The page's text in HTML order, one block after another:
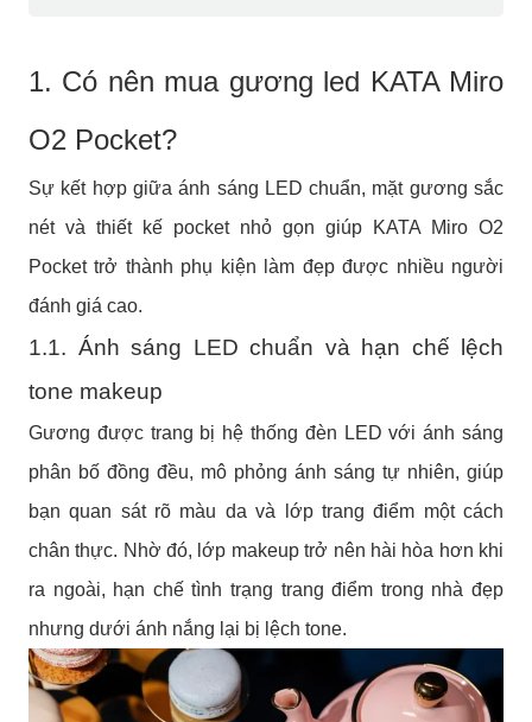
1. Có nên mua gương led KATA Miro
O2 Pocket?
Sự kết hợp giữa ánh sáng LED chuẩn, mặt gương sắc
nét và thiết kế pocket nhỏ gọn giúp KATA Miro O2
Pocket trở thành phụ kiện làm đẹp được nhiều người
đánh giá cao.
1.1. Ánh sáng LED chuẩn và hạn chế lệch
tone makeup
Gương được trang bị hệ thống đèn LED với ánh sáng
phân bố đồng đều, mô phỏng ánh sáng tự nhiên, giúp
bạn quan sát rõ màu da và lớp trang điểm một cách
chân thực. Nhờ đó, lớp makeup trở nên hài hòa hơn khi
ra ngoài, hạn chế tình trạng trang điểm trong nhà đẹp
nhưng dưới ánh nắng lại bị lệch tone.